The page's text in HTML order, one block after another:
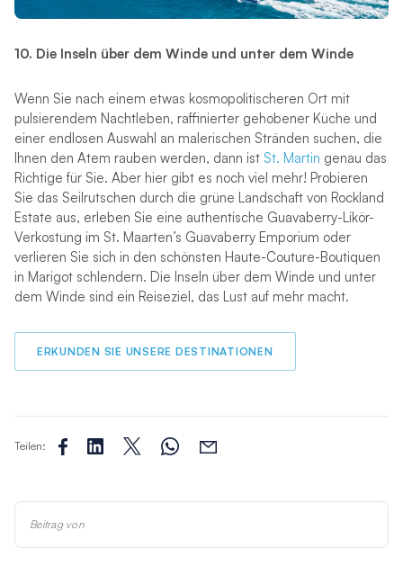
10. Die Inseln über dem Winde und unter dem Winde
Wenn Sie nach einem etwas kosmopolitischeren Ort mit
pulsierendem Nachtleben, raffinierter gehobener Küche und
einer endlosen Auswahl an malerischen Stränden suchen, die
Ihnen den Atem rauben werden, dann ist St. Martin genau das
Richtige für Sie. Aber hier gibt es noch viel mehr! Probieren
Sie das Seilrutschen durch die grüne Landschaft von Rockland
Estate aus, erleben Sie eine authentische Guavaberry-Likör-
Verkostung im St. Maarten’s Guavaberry Emporium oder
verlieren Sie sich in den schönsten Haute-Couture-Boutiquen
in Marigot schlendern. Die Inseln über dem Winde und unter
dem Winde sind ein Reiseziel, das Lust auf mehr macht.
ERKUNDEN SIE UNSERE DESTINATIONEN
Teilen:
Beitrag von